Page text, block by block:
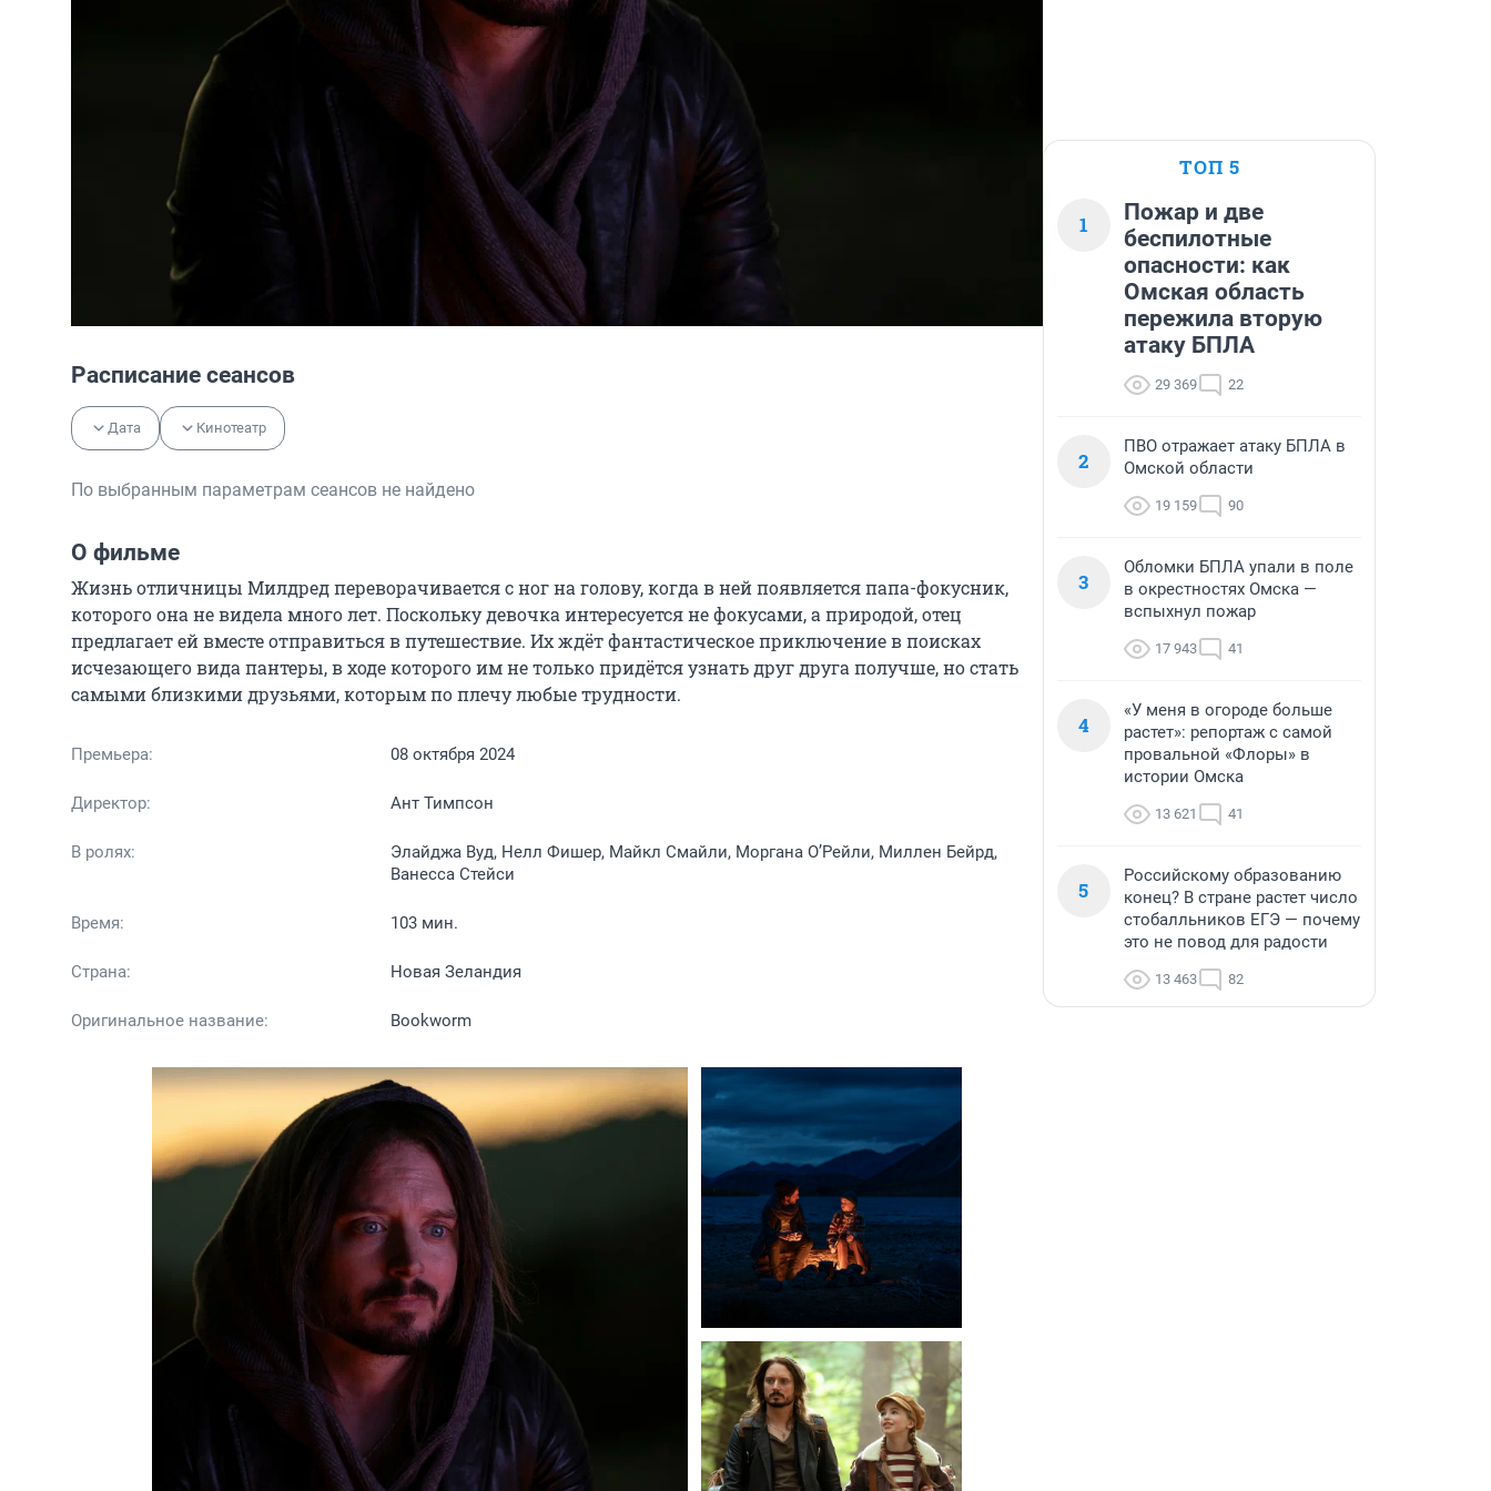
Расписание сеансов
Дата Кинотеатр
По выбранным параметрам сеансов не найдено
О фильме
Жизнь отличницы Милдред переворачивается с ног на голову, когда в ней появляется папа-фокусник,
которого она не видела много лет. Поскольку девочка интересуется не фокусами, а природой, отец
предлагает ей вместе отправиться в путешествие. Их ждёт фантастическое приключение в поисках
исчезающего вида пантеры, в ходе которого им не только придётся узнать друг друга получше, но стать
самыми близкими друзьями, которым по плечу любые трудности.
Премьера: 08 октября 2024
Директор: Ант Тимпсон
В ролях:
Элайджа Вуд, Нелл Фишер, Майкл Смайли, Моргана О’Рейли, Миллен Бейрд,
Ванесса Стейси
Время: 103 мин.
Страна: Новая Зеландия
Оригинальное название: Bookworm
ТОП 5
1
Пожар и две
беспилотные
опасности: как
Омская область
пережила вторую
атаку БПЛА
29 369 22
2
ПВО отражает атаку БПЛА в
Омской области
19 159 90
3
Обломки БПЛА упали в поле
в окрестностях Омска —
вспыхнул пожар
17 943 41
4
«У меня в огороде больше
растет»: репортаж с самой
провальной «Флоры» в
истории Омска
13 621 41
5
Российскому образованию
конец? В стране растет число
стобалльников ЕГЭ — почему
это не повод для радости
13 463 82